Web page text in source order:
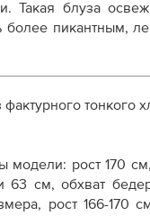
Такая блуза
более пикантным,
тонкого
модели: рост 170
63 см, обхват
рост 166-170